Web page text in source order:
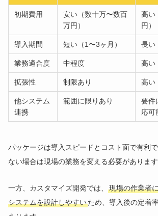
初期費用
安い（数十万〜数百
万円）
高い
円）
導入期間 短い（1〜3ヶ月） 長い
業務適合度 中程度 高い
拡張性 制限あり 高い
他システム
連携
範囲に限りあり
要件
応可
パッケージは導入スピードとコスト面で有利
ない場合は現場の業務を変える必要があります
一方、カスタマイズ開発では、現場の作業者
システムを設計しやすいため、導入後の定着